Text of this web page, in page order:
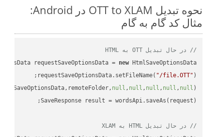
نحوه تبدیل OTT to XLAM در Android:
مثال کد گام به گام
// در حال تبدیل OTT به HTML
requestSaveOptionsData = new
requestSaveOptionsData.setFileName( "/file.OTT"
null , null , null , null , null
// در حال تبدیل HTML به XLAM